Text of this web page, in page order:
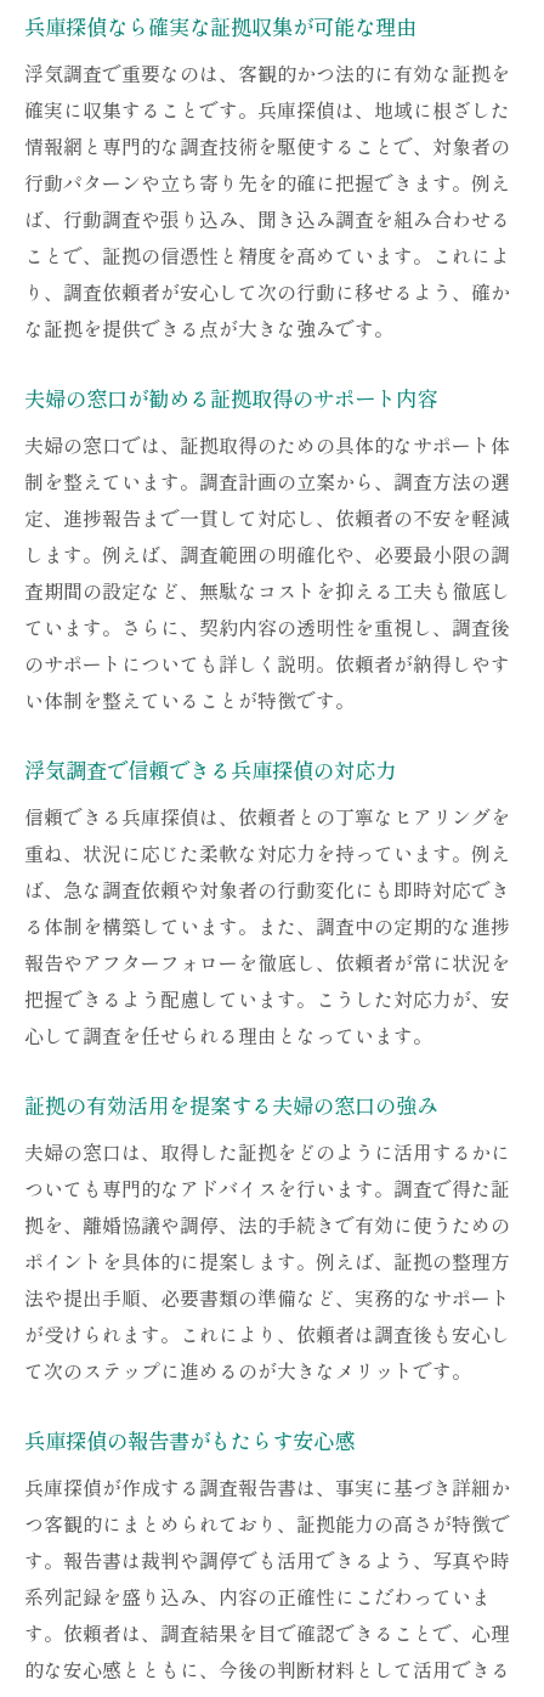
兵庫探偵なら確実な証拠収集が可能な理由
浮気調査で重要なのは、客観的かつ法的に有効な証拠を
確実に収集することです。兵庫探偵は、地域に根ざした
情報網と専門的な調査技術を駆使することで、対象者の
行動パターンや立ち寄り先を的確に把握できます。例え
ば、行動調査や張り込み、聞き込み調査を組み合わせる
ことで、証拠の信憑性と精度を高めています。これによ
り、調査依頼者が安心して次の行動に移せるよう、確か
な証拠を提供できる点が大きな強みです。
夫婦の窓口が勧める証拠取得のサポート内容
夫婦の窓口では、証拠取得のための具体的なサポート体
制を整えています。調査計画の立案から、調査方法の選
定、進捗報告まで一貫して対応し、依頼者の不安を軽減
します。例えば、調査範囲の明確化や、必要最小限の調
査期間の設定など、無駄なコストを抑える工夫も徹底し
ています。さらに、契約内容の透明性を重視し、調査後
のサポートについても詳しく説明。依頼者が納得しやす
い体制を整えていることが特徴です。
浮気調査で信頼できる兵庫探偵の対応力
信頼できる兵庫探偵は、依頼者との丁寧なヒアリングを
重ね、状況に応じた柔軟な対応力を持っています。例え
ば、急な調査依頼や対象者の行動変化にも即時対応でき
る体制を構築しています。また、調査中の定期的な進捗
報告やアフターフォローを徹底し、依頼者が常に状況を
把握できるよう配慮しています。こうした対応力が、安
心して調査を任せられる理由となっています。
証拠の有効活用を提案する夫婦の窓口の強み
夫婦の窓口は、取得した証拠をどのように活用するかに
ついても専門的なアドバイスを行います。調査で得た証
拠を、離婚協議や調停、法的手続きで有効に使うための
ポイントを具体的に提案します。例えば、証拠の整理方
法や提出手順、必要書類の準備など、実務的なサポート
が受けられます。これにより、依頼者は調査後も安心し
て次のステップに進めるのが大きなメリットです。
兵庫探偵の報告書がもたらす安心感
兵庫探偵が作成する調査報告書は、事実に基づき詳細か
つ客観的にまとめられており、証拠能力の高さが特徴で
す。報告書は裁判や調停でも活用できるよう、写真や時
系列記録を盛り込み、内容の正確性にこだわっていま
す。依頼者は、調査結果を目で確認できることで、心理
的な安心感とともに、今後の判断材料として活用できる